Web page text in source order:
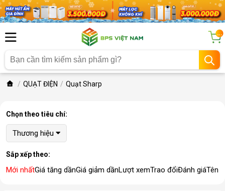
...
QUẠT ĐIỆN Quạt Sharp
Chọn theo tiêu chí:
Thương hiệu
Sắp xếp theo:
Mới nhấtGiá tăng dầnGiá giảm dầnLượt xemTrao đổiĐánh giáTên